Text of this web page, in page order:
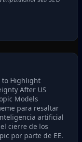
to Highlight
After US
Models
para resaltar
artificial
cierre de los
por parte de EE.